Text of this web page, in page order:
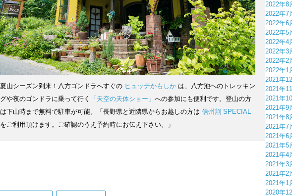
夏山シーズン到来！八方ゴンドラへすぐの ヒュッテかもしか は、八方池へのトレッキン
グや夜のゴンドラに乗って行く
「天空の天体ショー」 への参加にも便利です。登山の方
は下山時まで無料で駐車が可能。「長野県と近隣県からお越しの方は 信州割 SPECIAL
をご利用頂けます。ご確認のうえ予約時にお伝え下さい。」
2022年8
2022年7
2022年6
2022年5
2022年4
2022年3
2022年2
2022年1
2021年
2021年
2021年
2021年9
2021年8
2021年7
2021年6
2021年5
2021年4
2021年3
2021年2
2021年1
2020年